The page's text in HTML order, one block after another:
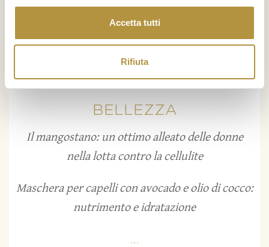
Accetta tutti
Rifiuta
Foglie di banano
...
BELLEZZA
Il mangostano: un ottimo alleato delle donne
nella lotta contro la cellulite
Maschera per capelli con avocado e olio di cocco:
nutrimento e idratazione
...